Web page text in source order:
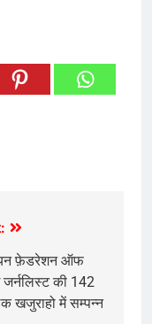
फ़ेडरेशन ऑफ
जर्नलिस्ट की 142
खजुराहो में सम्पन्न